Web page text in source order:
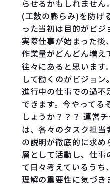
らせるかもしれませ
(工数の膨らみ)を防げ
った当初は目的がビジ
実際仕事が始まった後
作業量がどんどん増え
往々にあると思います
して働くのがビジョ
進行中の仕事での過
できます。今やってる
しょうか？？？ 運営
は、各々のタスク担
の説明が徹底的に求め
層として活動し、仕
て日々考えているう
理解の重要性に気づ